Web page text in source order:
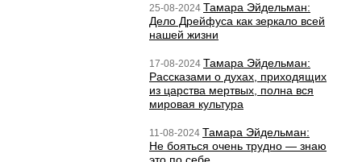
25-08-2024 Тамара Эйдельман:
Дело Дрейфуса как зеркало всей
нашей жизни
17-08-2024 Тамара Эйдельман:
Рассказами о духах, приходящих
из царства мертвых, полна вся
мировая культура
11-08-2024 Тамара Эйдельман:
Не бояться очень трудно — знаю